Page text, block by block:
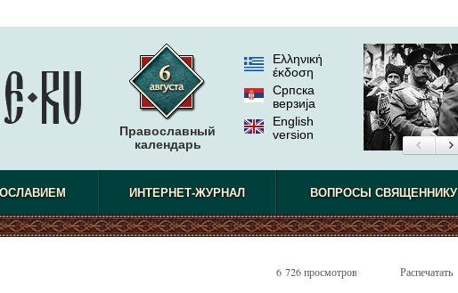
Православный
календарь
Ελληνική
έκδοση
Српска
верзиjа
English
version
ИНТЕРНЕТ-ЖУРНАЛ ВОПРОСЫ СВЯЩЕННИКУ
6 726 просмотров Распечатать